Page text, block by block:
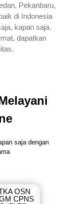
Pekanbaru,
di Indonesia
kapan saja.
dapatkan
saja dengan